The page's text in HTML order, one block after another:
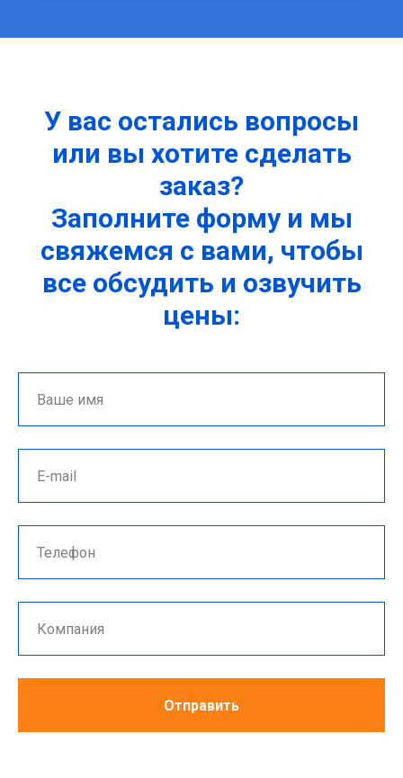
У вас остались вопросы
или вы хотите сделать
заказ?
Заполните форму и мы
свяжемся с вами, чтобы
все обсудить и озвучить
цены:
Отправить